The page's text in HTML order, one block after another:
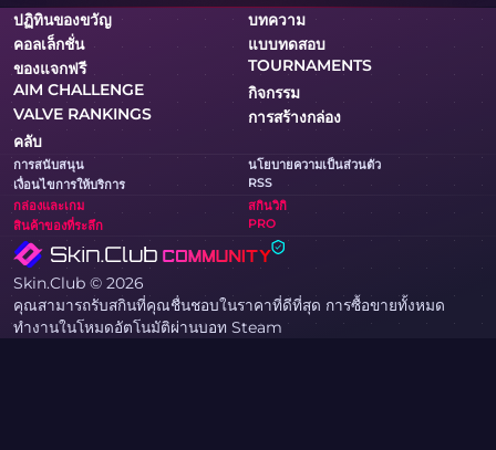
ปฏิทินของขวัญ
บทความ
คอลเล็กชั่น
แบบทดสอบ
ของแจกฟรี
TOURNAMENTS
AIM CHALLENGE
กิจกรรม
VALVE RANKINGS
การสร้างกล่อง
คลับ
การสนับสนุน
นโยบายความเป็นส่วนตัว
เงื่อนไขการให้บริการ
RSS
กล่องและเกม
สกินวิกิ
สินค้าของที่ระลึก
PRO
Skin.Club © 2026
คุณสามารถรับสกินที่คุณชื่นชอบในราคาที่ดีที่สุด การซื้อขายทั้งหมด
ทำงานในโหมดอัตโนมัติผ่านบอท Steam